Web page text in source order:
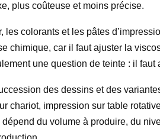
plus coûteuse et moins précise.
les colorants et les pâtes
chimique, car il faut ajuster la
une question de teinte : il
des dessins et des
chariot, impression sur table
dépend du volume à produire, du